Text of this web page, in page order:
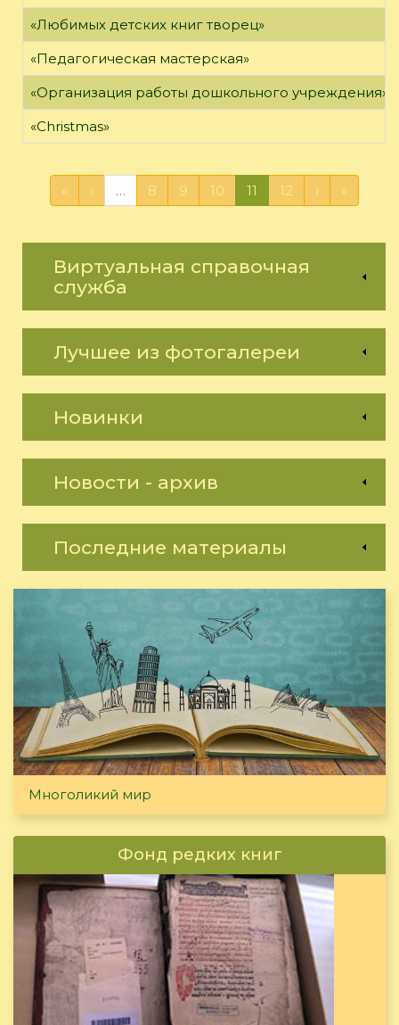
«Любимых детских книг творец»
«Педагогическая мастерская»
«Организация работы дошкольного учреждения»
«Christmas»
« ‹ … 8 9 10 11 12 › »
Виртуальная справочная
служба
Лучшее из фотогалереи
Новинки
Новости - архив
Последние материалы
Многоликий мир
Фонд редких книг